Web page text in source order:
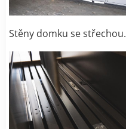
Stěny domku se střechou.